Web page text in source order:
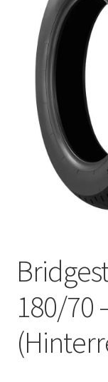
Reifentests
180/70